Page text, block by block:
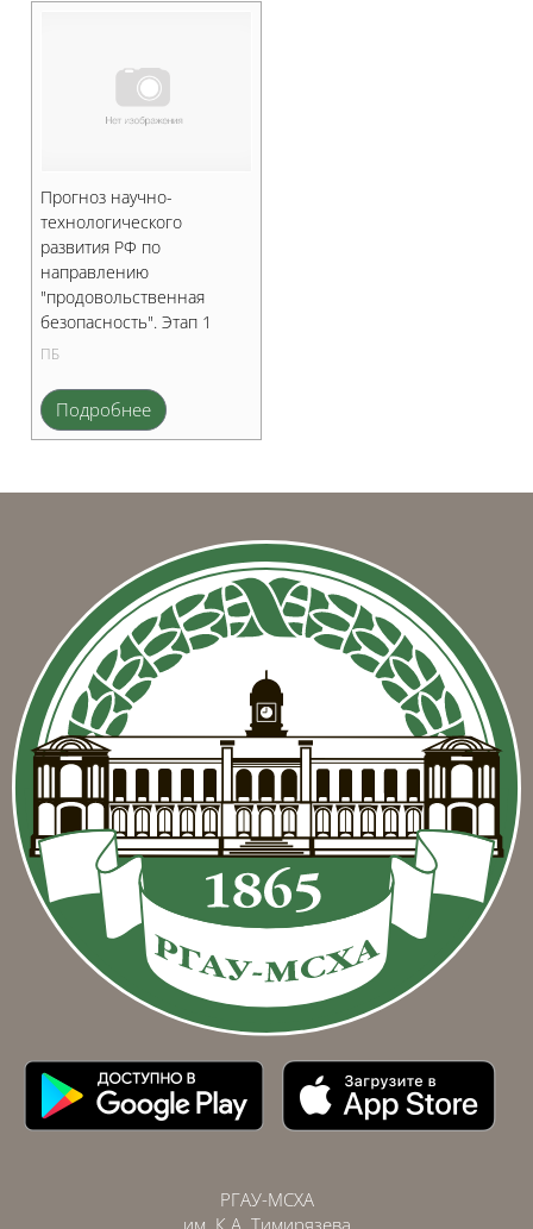
Прогноз научно-
технологического
развития РФ по
направлению
"продовольственная
безопасность". Этап 1
ПБ
Подробнее
РГАУ-МСХА